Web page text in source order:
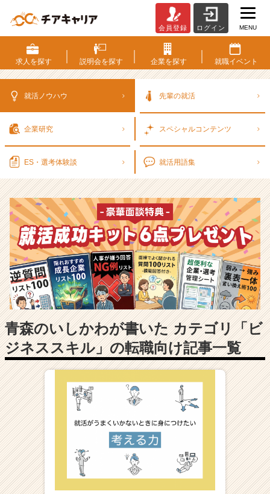
考
対
策・
ウ
ベ
ン
チ
ャ
ー・
成
長
企
業
か
ら
ス
カ
ウ
就
チ
会員登録 ログイン MENU
求人を探す 説明会を探す 企業を探す 就職イベント
就活ノウハウ 先輩の就活
企業研究 スペシャルコンテンツ
ES・選考体験談 就活用語集
青森のいしかわが書いた カテゴリ「ビ
ジネススキル」の転職向け記事一覧